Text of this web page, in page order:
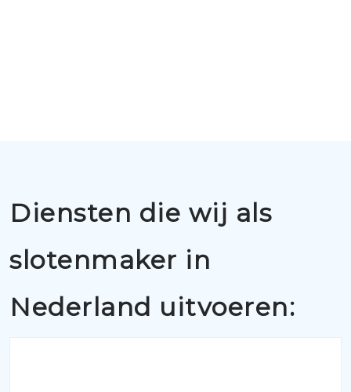
Diensten die wij als
slotenmaker in
Nederland uitvoeren: